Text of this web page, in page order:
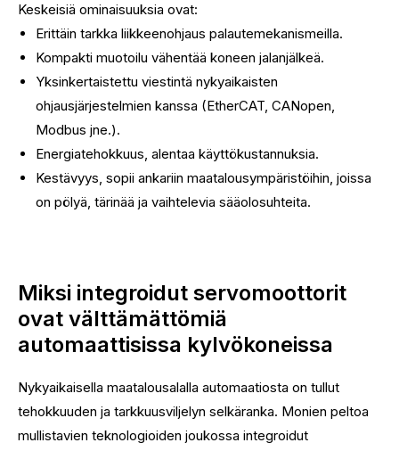
Keskeisiä ominaisuuksia ovat:
Erittäin tarkka liikkeenohjaus palautemekanismeilla.
Kompakti muotoilu vähentää koneen jalanjälkeä.
Yksinkertaistettu viestintä nykyaikaisten
ohjausjärjestelmien kanssa (EtherCAT, CANopen,
Modbus jne.).
Energiatehokkuus, alentaa käyttökustannuksia.
Kestävyys, sopii ankariin maatalousympäristöihin, joissa
on pölyä, tärinää ja vaihtelevia sääolosuhteita.
Miksi integroidut servomoottorit
ovat välttämättömiä
automaattisissa kylvökoneissa
Nykyaikaisella maatalousalalla automaatiosta on tullut
tehokkuuden ja tarkkuusviljelyn selkäranka. Monien peltoa
mullistavien teknologioiden joukossa integroidut